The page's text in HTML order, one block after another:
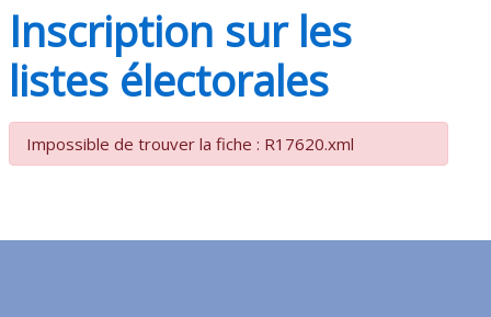
Inscription sur les
listes électorales
Impossible de trouver la fiche : R17620.xml